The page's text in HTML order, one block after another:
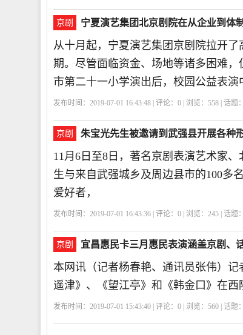
京剧 宁夏演艺集团北京剧院在从企业到体
从十月起，宁夏演艺集团京剧院拉开
期。尽管面临资金、场地等诸多困难，
市第二十一小学演出后，校园公益表演
发布时间：2019-07-01 16:43:48 | 评论： 0 | 浏览： 558 | 话题：
京剧 朱宝光先生被邀请到武强县开展各种
11月6日至8日，著名京剧表演艺术家
生与来自武强城乡及周边县市的100多
爱好者，
发布时间：2019-07-01 16:43:36 | 评论： 0 | 浏览： 245 | 话题：
京剧 宜昌惠民卡三月惠民表演涵盖京剧、
本网讯（记者杨春艳、通讯员张伟）
遥津》、《望江亭》和《韩金口》在西
发布时间：2019-07-01 15:43:40 | 评论： 0 | 浏览： 560 | 话题：